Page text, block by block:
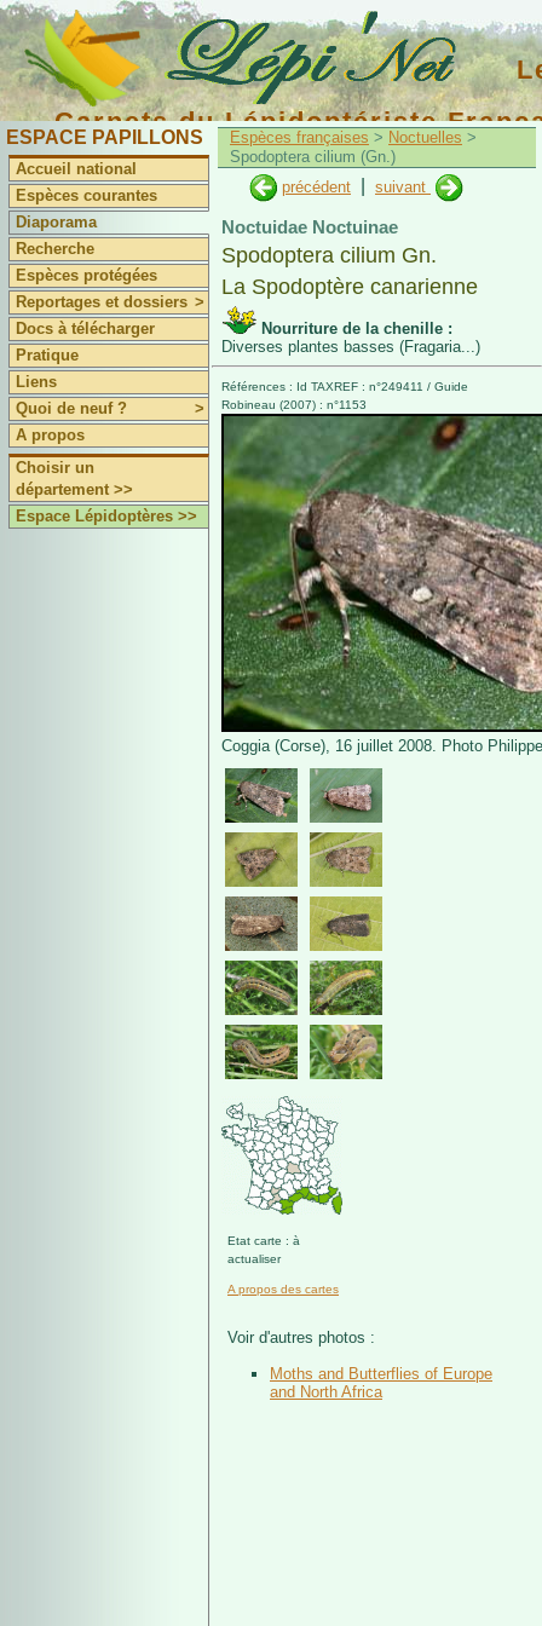
Carnets du Lépidoptériste
ESPACE PAPILLONS
Accueil national
Espèces courantes
Diaporama
Recherche
Espèces protégées
Reportages et dossiers >
Docs à télécharger
Pratique
Liens
Quoi de neuf ?
>
A propos
Choisir un
département >>
Espace Lépidoptères >>
Espèces françaises > Noctuelles >
Spodoptera cilium (Gn.)
précédent
suivant
Noctuidae Noctuinae
Spodoptera cilium Gn.
La Spodoptère canarienne
Nourriture de la chenille :
Diverses plantes basses (Fragaria...)
Références : Id TAXREF : n°249411 / Guide
Robineau (2007) : n°1153
Coggia (Corse), 16 juillet 2008. Photo
Etat carte : à
actualiser
A propos des cartes
Voir d'autres photos :
Moths and Butterflies of Europe
and North Africa